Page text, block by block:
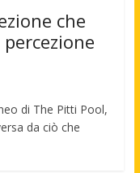
che
di The Pitti Pool,
da ciò che